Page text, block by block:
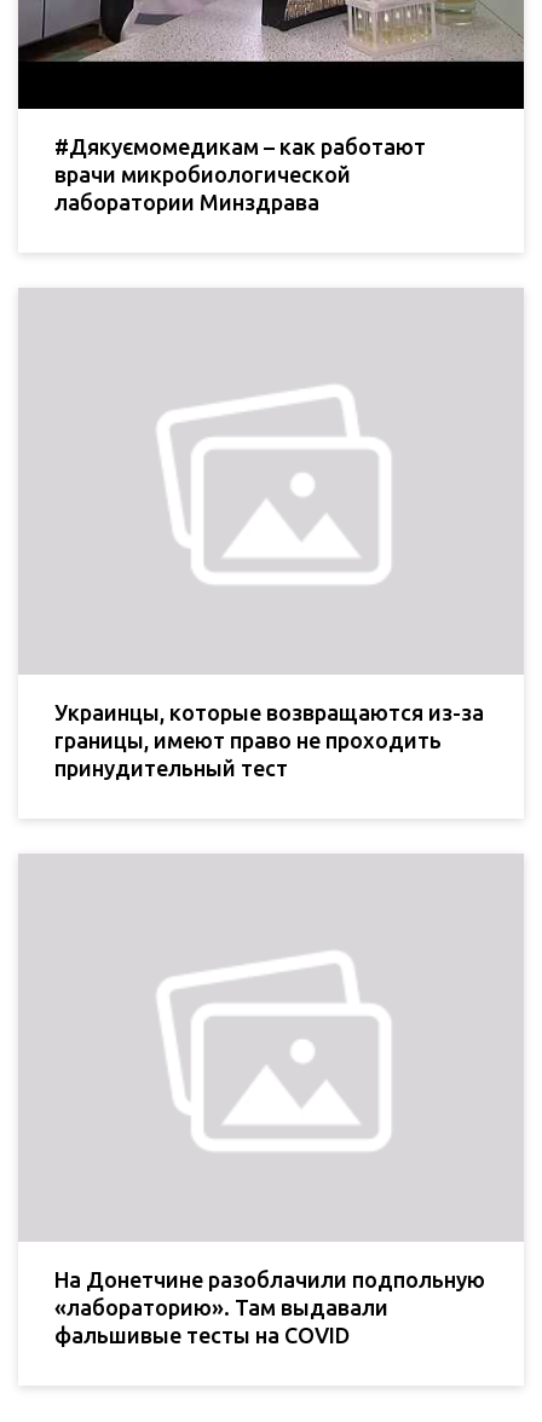
#Дякуємомедикам – как работают
врачи микробиологической
лаборатории Минздрава
Украинцы, которые возвращаются из-за
границы, имеют право не проходить
принудительный тест
На Донетчине разоблачили подпольную
«лабораторию». Там выдавали
фальшивые тесты на COVID